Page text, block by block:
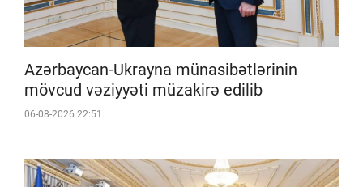
Azərbaycan-Ukrayna münasibətlərinin
mövcud vəziyyəti müzakirə edilib
06-08-2026 22:51